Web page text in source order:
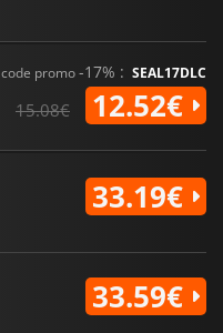
code promo-17% : SEAL17DLC
15.08€ 12.52€
33.19€
33.59€